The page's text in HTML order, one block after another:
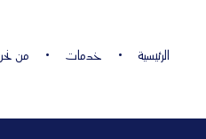
الرئيسية خدمات من